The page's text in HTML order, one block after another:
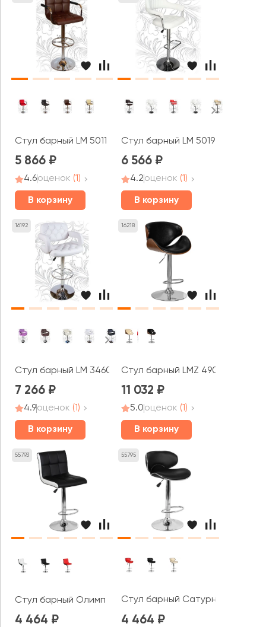
Стул барный LM 5011
5 866
4.6оценок (1)
В корзину
Стул барный LM 5019
6 566
4.2оценок (1)
В корзину
16192
Стул барный LM 3460
7 266
4.9оценок (1)
В корзину
16218
Стул барный LMZ 4905
11 032
5.0оценок (1)
В корзину
55793
Стул барный Олимп
4 464
55795
Стул барный Сатурн
4 464